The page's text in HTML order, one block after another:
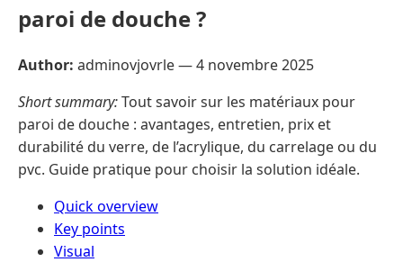
paroi de douche ?
Author: adminovjovrle —4 novembre 2025
Short summary:Tout savoir sur les matériaux pour
paroi de douche : avantages, entretien, prix et
durabilité du verre, de l’acrylique, du carrelage ou du
pvc. Guide pratique pour choisir la solution idéale.
Quick overview
Key points
Visual